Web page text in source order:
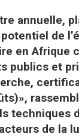
annuelle,
de
en Afrique
publics et
techniques
de la